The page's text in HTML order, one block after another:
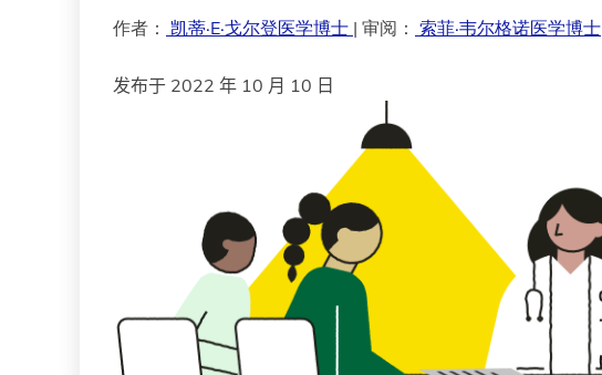
作者： 凯蒂·E·戈尔登医学博士 | 审阅： 索菲·韦尔格诺医学博士
发布于 2022 年 10 月 10 日